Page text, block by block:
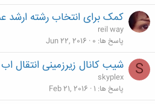
کمک برای انتخاب رشته ارشد
reil way
پاسخ ها 0
Jun 22, 2016
S شیب کانال زیرزمینی انتقال
skyplex
پاسخ ها 1
Feb 21, 2016